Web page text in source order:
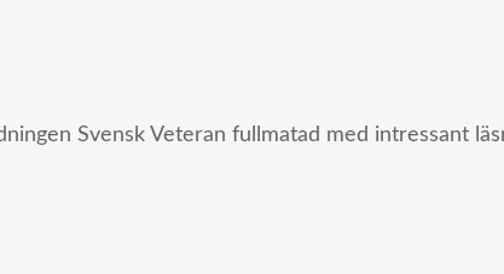
Svensk Veteran fullmatad med intressant